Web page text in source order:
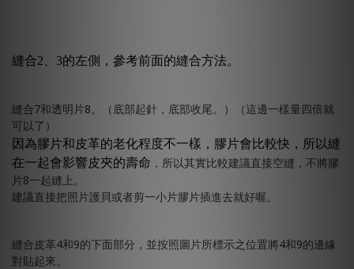
縫合2、3的左側，參考前面的縫合方法。
縫合7和透明片8。（底部起針，底部收尾。）（這邊一樣量四倍就
可以了）
因為膠片和皮革的老化程度不一樣，膠片會比較快，所以縫
在一起會影響皮夾的壽命 ，所以其實比較建議直接空縫，不將膠
片8一起縫上。
建議直接把照片護貝或者剪一小片膠片插進去就好喔。
縫合皮革4和9的下面部分，並按照圖片所標示之位置將4和9的邊緣
對貼起來。